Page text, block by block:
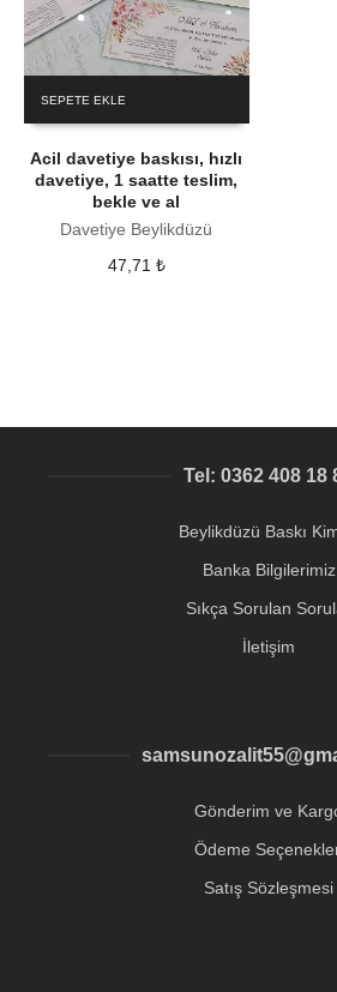
SEPETE EKLE
Acil davetiye baskısı, hızlı
davetiye, 1 saatte teslim,
bekle ve al
Davetiye Beylikdüzü
47,71 ₺
Tel: 0362 408 18
Beylikdüzü Baskı
Banka Bilgilerimiz
Sıkça Sorulan
İletişim
Gönderim ve
Ödeme
Satış Sözleşmesi